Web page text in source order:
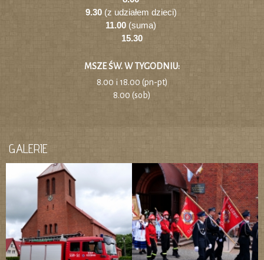
9.30(z udziałem dzieci)
11.00 (suma)
15.30
MSZE ŚW. W TYGODNIU:
8.00 i 18.00 (pn-pt)
8.00 (sob)
GALERIE